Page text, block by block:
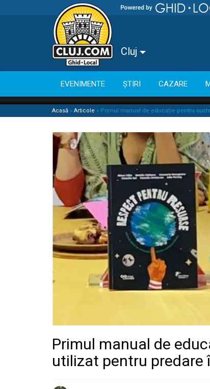
Cluj
EVENIMENTE ȘTIRI CAZARE
Acasă » Articole » Primul manual de educație pentru
Primul manual de
utilizat pentru predare